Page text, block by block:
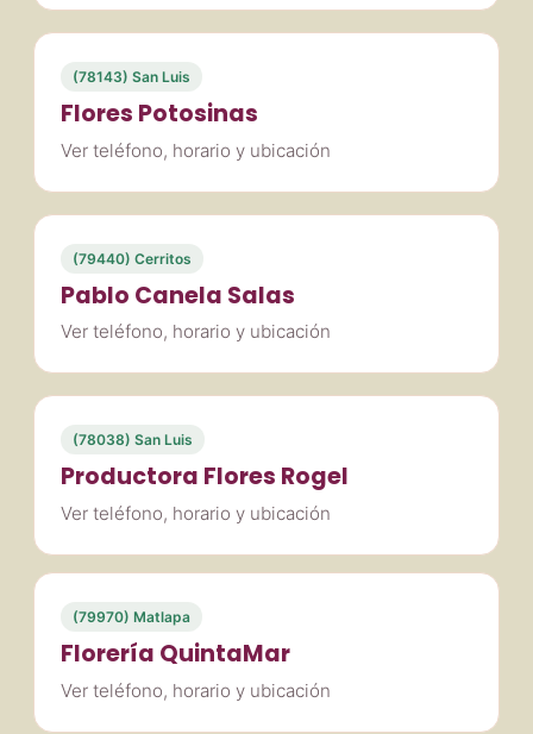
(78143) San Luis
Flores Potosinas
Ver teléfono, horario y ubicación
(79440) Cerritos
Pablo Canela Salas
Ver teléfono, horario y ubicación
(78038) San Luis
Productora Flores Rogel
Ver teléfono, horario y ubicación
(79970) Matlapa
Florería QuintaMar
Ver teléfono, horario y ubicación